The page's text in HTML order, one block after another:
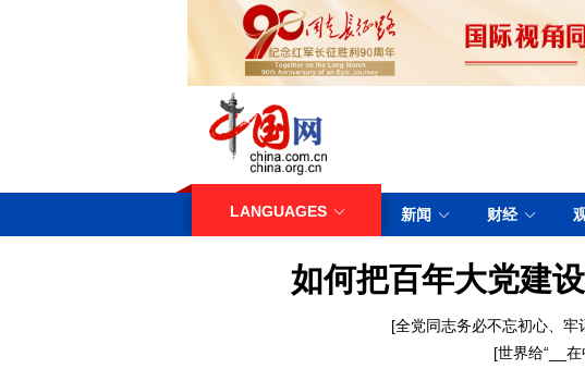
LANGUAGES 新闻 财经
如何把百年大党建
[全党同志务必不忘初心、牢
[世界给“__